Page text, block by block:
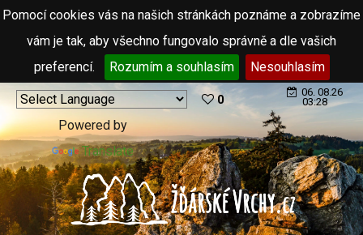
Pomocí cookies vás na našich stránkách poznáme a zobrazíme
vám je tak, aby všechno fungovalo správně a dle vašich
preferencí.
Rozumím a souhlasím Nesouhlasím
Powered by
Translate
0
06. 08.26
03:28